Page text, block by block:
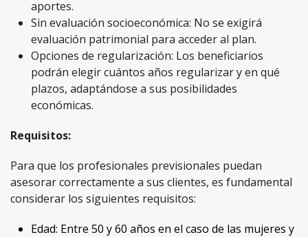
aportes.
Sin evaluación socioeconómica: No se exigirá
evaluación patrimonial para acceder al plan.
Opciones de regularización: Los beneficiarios
podrán elegir cuántos años regularizar y en qué
plazos, adaptándose a sus posibilidades
económicas.
Requisitos:
Para que los profesionales previsionales puedan
asesorar correctamente a sus clientes, es fundamental
considerar los siguientes requisitos:
Edad: Entre 50 y 60 años en el caso de las mujeres y